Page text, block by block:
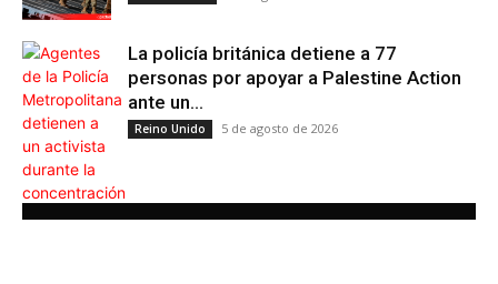
La policía británica detiene a 77
personas por apoyar a Palestine Action
ante un...
Reino Unido 5 de agosto de 2026